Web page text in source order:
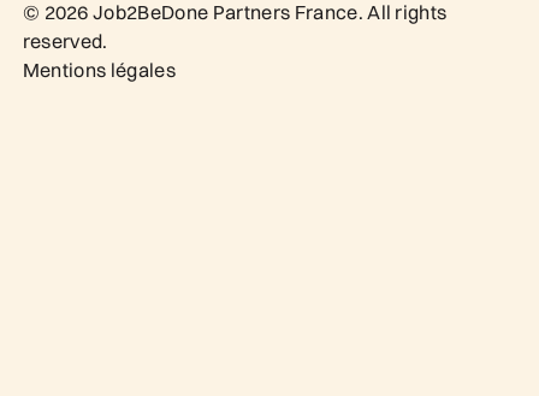
© 2026 Job2BeDone Partners France. All rights
reserved.
Mentions légales